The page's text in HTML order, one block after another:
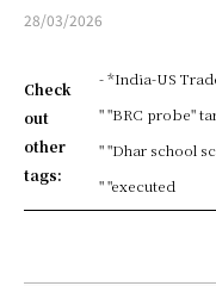
28/03/2026
Check
out
other
tags:
- *India-US
" "BRC probe"
" "Dhar school
" "executed